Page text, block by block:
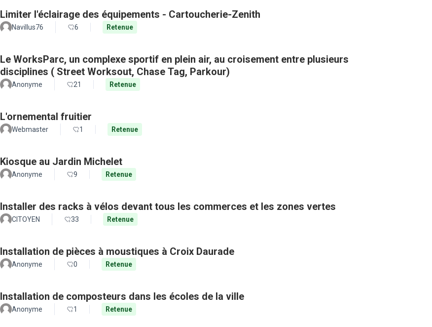
Limiter l'éclairage des équipements - Cartoucherie-Zenith
Navillus76 6 Retenue
Le WorksParc, un complexe sportif en plein air, au croisement entre plusieurs
disciplines ( Street Worksout, Chase Tag, Parkour)
Anonyme 21 Retenue
L'ornemental fruitier
Webmaster 1 Retenue
Kiosque au Jardin Michelet
Anonyme 9 Retenue
Installer des racks à vélos devant tous les commerces et les zones vertes
CITOYEN 33 Retenue
Installation de pièces à moustiques à Croix Daurade
Anonyme 0 Retenue
Installation de composteurs dans les écoles de la ville
Anonyme 1 Retenue